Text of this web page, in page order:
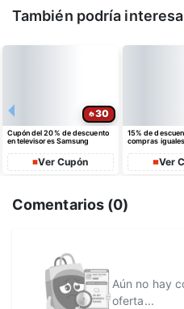
También podría
30
Cupón del 20% de descuento
en televisores Samsung
Ver Cupón
15% de
compras
de dto
Ver
Comentarios (0)
Aún no hay
oferta...